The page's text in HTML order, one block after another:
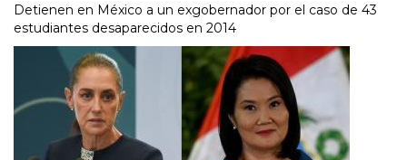
Detienen en México a un exgobernador por el caso de 43
estudiantes desaparecidos en 2014